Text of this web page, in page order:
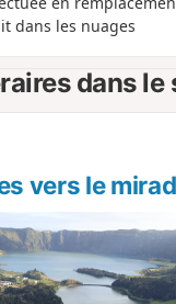
dans les nuages
dans le
vers le